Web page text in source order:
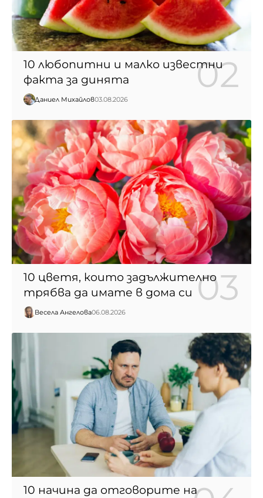
10 любопитни и малко известни
факта за динята
Даниел Михайлов03.08.2026
10 цветя, които задължително
трябва да имате в дома си
Весела Ангелова06.08.2026
10 начина да отговорите на